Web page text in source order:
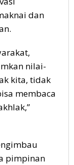
dan
nilai-
kita, tidak
membaca
pimpinan